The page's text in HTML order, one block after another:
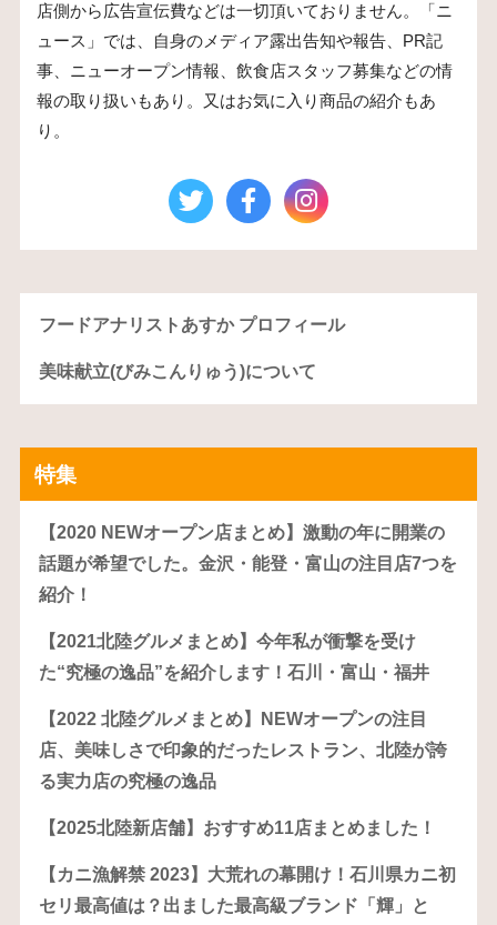
店側から広告宣伝費などは一切頂いておりません。「ニ
ュース」では、自身のメディア露出告知や報告、PR記
事、ニューオープン情報、飲食店スタッフ募集などの情
報の取り扱いもあり。又はお気に入り商品の紹介もあ
り。
フードアナリストあすか プロフィール
美味献立(びみこんりゅう)について
特集
【2020 NEWオープン店まとめ】激動の年に開業の
話題が希望でした。金沢・能登・富山の注目店7つを
紹介！
【2021北陸グルメまとめ】今年私が衝撃を受け
た“究極の逸品”を紹介します！石川・富山・福井
【2022 北陸グルメまとめ】NEWオープンの注目
店、美味しさで印象的だったレストラン、北陸が誇
る実力店の究極の逸品
【2025北陸新店舗】おすすめ11店まとめました！
【カニ漁解禁 2023】大荒れの幕開け！石川県カニ初
セリ最高値は？出ました最高級ブランド「輝」と